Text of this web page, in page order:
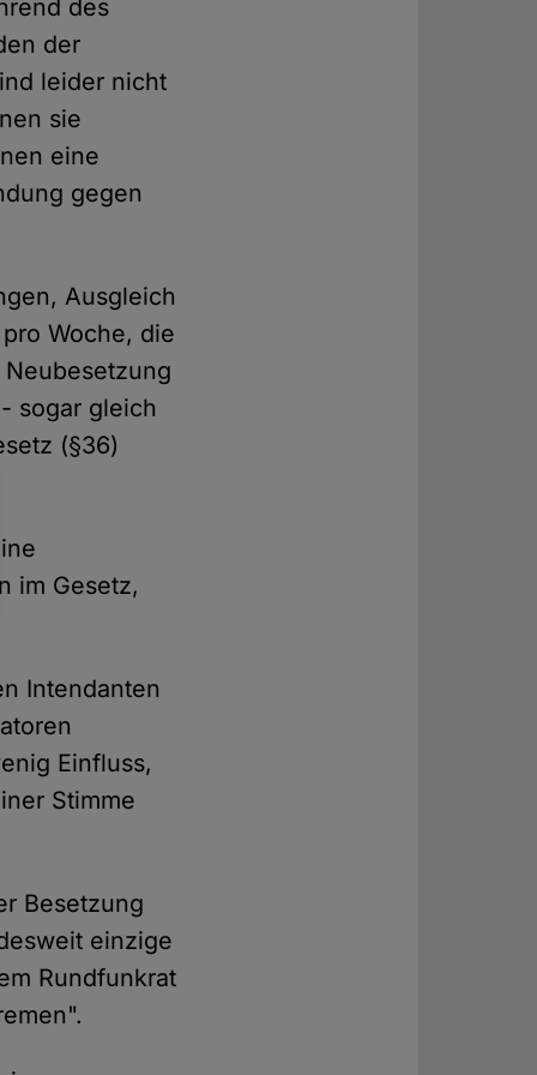
des
der
leider nicht
sie
eine
gegen
Ausgleich
Woche, die
sogar gleich
(§36)
im Gesetz,
Intendanten
Einfluss,
Stimme
Besetzung
einzige
Rundfunkrat